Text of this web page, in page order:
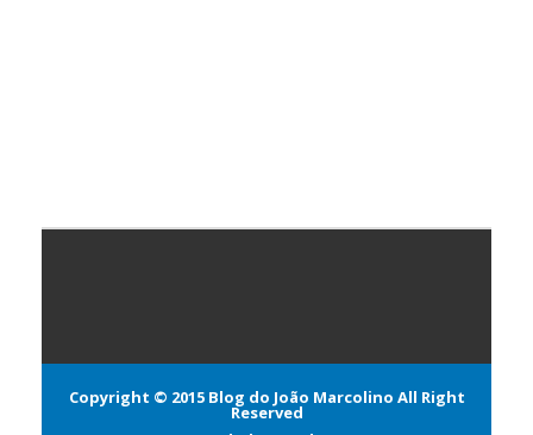
Copyright © 2015 Blog do João Marcolino All Right
Reserved